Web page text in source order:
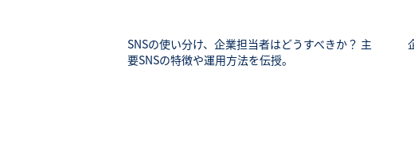
SNSの使い分け、企業担当者はどうすべきか？ 主
要SNSの特徴や運用方法を伝授。